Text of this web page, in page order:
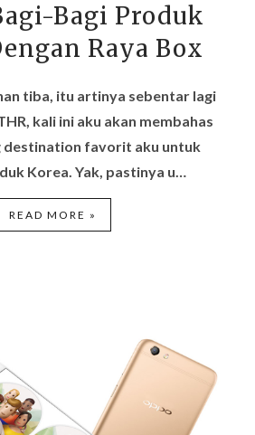
Bagi Produk
Raya Box
tiba, itu artinya sebentar lagi
kali ini aku akan membahas
destination favorit aku untuk
Korea. Yak, pastinya u…
READ MORE »